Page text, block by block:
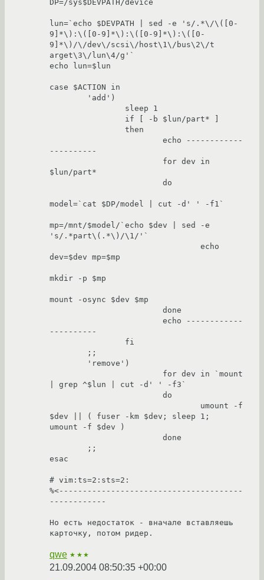
DP=/sys$DEVPATH/device
lun=`echo $DEVPATH | sed -e 's/.*\/\([0-
9]*\):\([0-9]*\):\([0-9]*\):\([0-
9]*\)/\/dev\/scsi\/host\1\/bus\2\/t
arget\3\/lun\4/g'`
echo lun=$lun
case $ACTION in
----------
$lun/part*
model=`cat $DP/model | cut -d' ' -f1`
mp=/mnt/$model/`echo $dev | sed -e
's/.*part\(.*\)/\1/'`
dev=$dev mp=$mp
mkdir -p $mp
mount -osync $dev $mp
----------
| grep ^$lun | cut -d' ' -f3`
$dev || ( fuser -km $dev; sleep 1;
umount -f $dev )
esac
# vim:ts=2:sts=2:
%<---------------------------------------
------------
Но есть недостаток - вначале вставляешь
qwe ★★★
21.09.2004 08:50:35 +00:00